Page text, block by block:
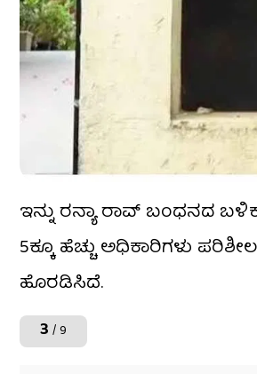
ಇನ್ನು ರನ್ಯಾ ರಾವ್​ ಬಂಧನದ
5ಕ್ಕೂ ಹೆಚ್ಚು ಅಧಿಕಾರಿಗಳು
ಹೊರಡಿಸಿದೆ.
3 / 9